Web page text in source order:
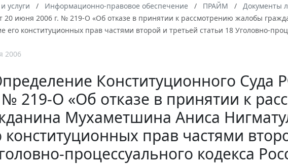
услуги Информационно-правовое обеспечение ПРАЙМ Документы
20 июня 2006 г. № 219-О «Об отказе в принятии к рассмотрению жалобы
его конституционных прав частями второй и третьей статьи 18 Уголовно-
2006
Конституционного Суда
№ 219-О «Об отказе в принятии к
Мухаметшина Аниса
конституционных прав частями
процессуального кодекса